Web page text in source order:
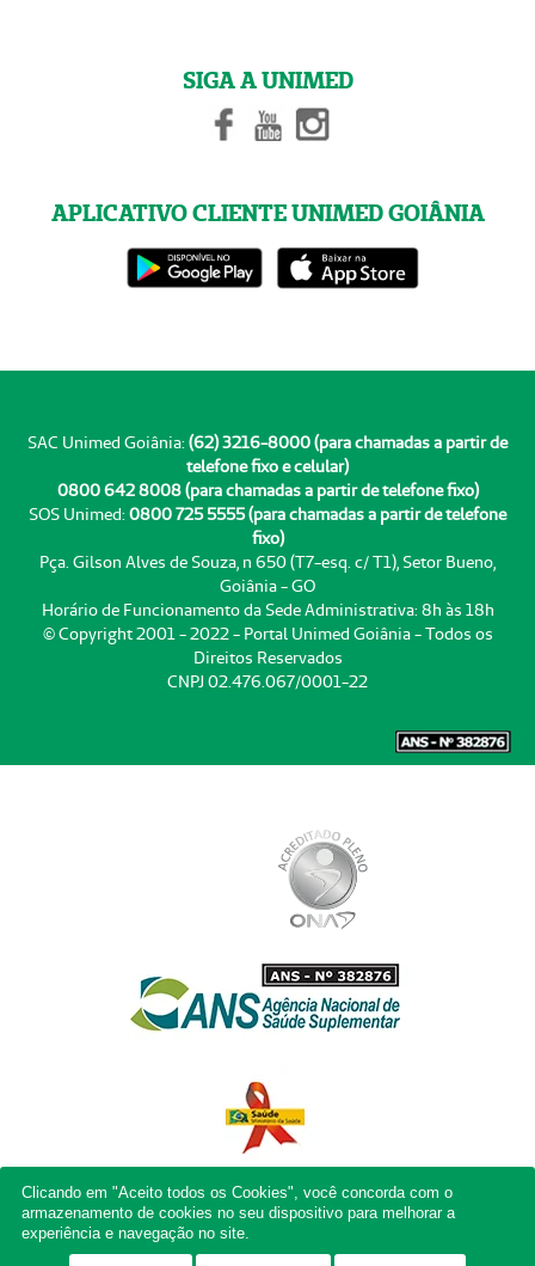
SIGA A UNIMED
APLICATIVO CLIENTE UNIMED GOIÂNIA
SAC Unimed Goiânia: (62) 3216-8000 (para chamadas a partir de
telefone fixo e celular)
0800 642 8008 (para chamadas a partir de telefone fixo)
SOS Unimed: 0800 725 5555 (para chamadas a partir de telefone
fixo)
Pça. Gilson Alves de Souza, n 650 (T7-esq. c/ T1), Setor Bueno,
Goiânia - GO
Horário de Funcionamento da Sede Administrativa: 8h às 18h
© Copyright 2001 - 2022 - Portal Unimed Goiânia - Todos os
Direitos Reservados
CNPJ 02.476.067/0001-22
Clicando em "Aceito todos os Cookies", você concorda com o
armazenamento de cookies no seu dispositivo para melhorar a
experiência e navegação no site.